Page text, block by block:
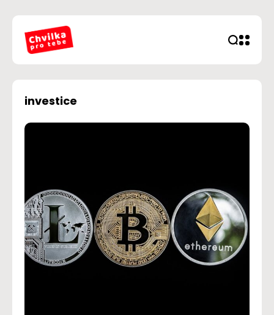
investice